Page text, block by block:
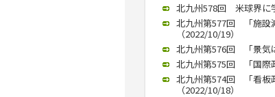
北九州578回 米球界に
北九州第577回 「施設
（2022/10/19）
北九州第576回 「景気
北九州第575回 「国際
北九州第574回 「看板
（2022/10/18）